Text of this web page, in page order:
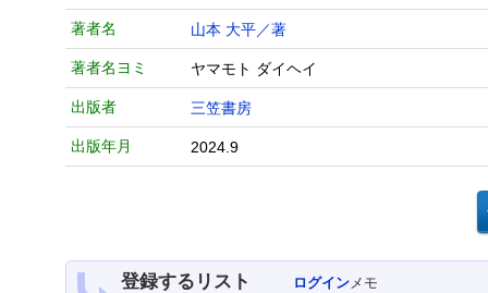
著者名 山本 大平／著
著者名ヨミ ヤマモト ダイヘイ
出版者 三笠書房
出版年月 2024.9
登録するリスト ログインメモ